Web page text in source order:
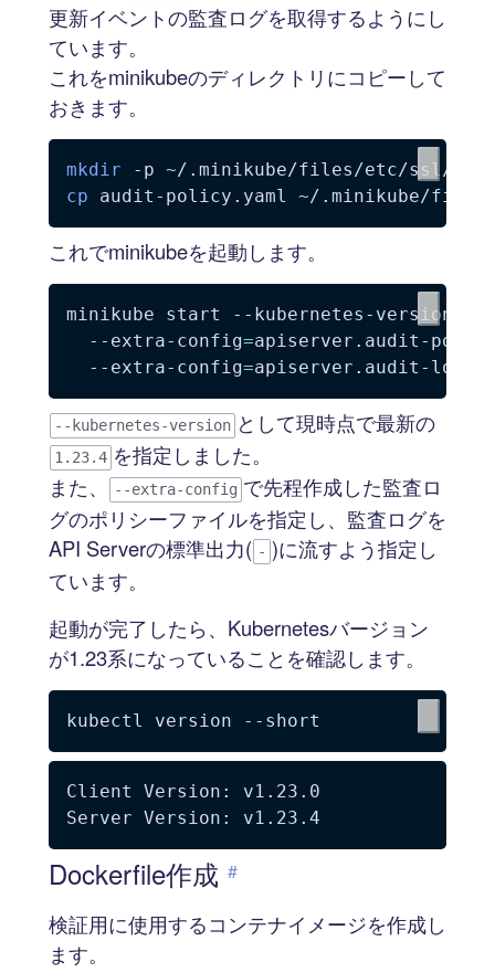
更新イベントの監査ログを取得するようにし
ています。
これをminikubeのディレクトリにコピーして
おきます。
mkdir
-p
cp
これでminikubeを起動します。
minikube start --kubernetes-version
  --extra-config
=apiserver.audit-
  --extra-config
=apiserver.audit-log-
--kubernetes-version として現時点で最新の
1.23.4 を指定しました。
また、
--extra-config で先程作成した監査ロ
グのポリシーファイルを指定し、監査ログを
API Serverの標準出力( - )に流すよう指定し
ています。
起動が完了したら、Kubernetesバージョン
が1.23系になっていることを確認します。
kubectl version --short
Client Version: v1.23.0
Dockerfile作成 #
検証用に使用するコンテナイメージを作成し
ます。